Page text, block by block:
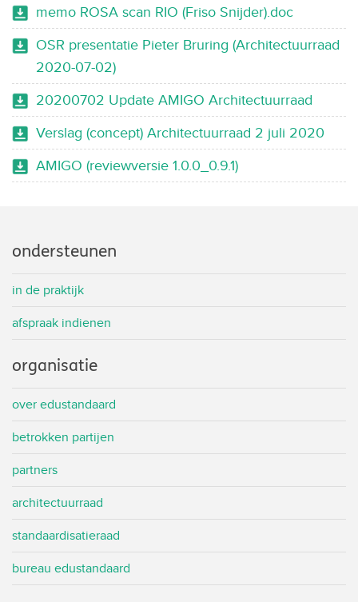
memo ROSA scan RIO (Friso Snijder).doc
OSR presentatie Pieter Bruring (Architectuurraad
2020-07-02)
20200702 Update AMIGO Architectuurraad
Verslag (concept) Architectuurraad 2 juli 2020
AMIGO (reviewversie 1.0.0_0.9.1)
ondersteunen
in de praktijk
afspraak indienen
organisatie
over edustandaard
betrokken partijen
partners
architectuurraad
standaardisatieraad
bureau edustandaard